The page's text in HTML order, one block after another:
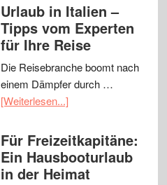
Urlaub in Italien –
Tipps vom Experten
für Ihre Reise
Die Reisebranche boomt nach
einem Dämpfer durch …
[Weiterlesen...]
Für Freizeitkapitäne:
Ein Hausbooturlaub
in der Heimat